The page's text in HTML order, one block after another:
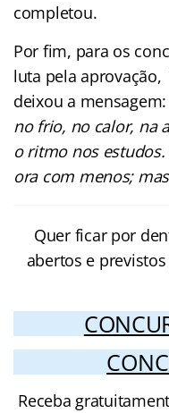
completou.
Por fim, para os
luta pela
deixou a mensagem:
no frio, no calor, na
o ritmo nos
ora com menos;
Quer ficar por
abertos e
Receba